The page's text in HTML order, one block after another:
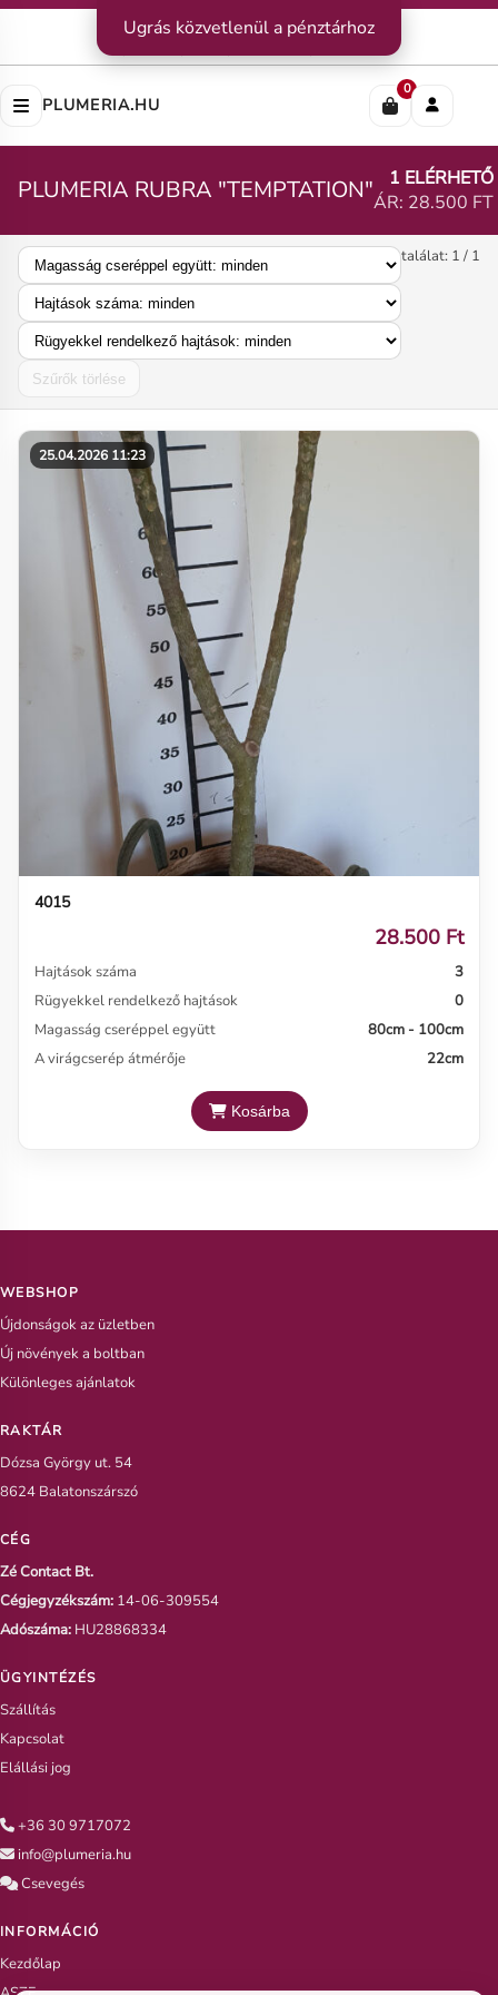
Kapcsolat|Szállítás|Fizetési módok
PLUMERIA.HU
0
PLUMERIA RUBRA "TEMPTATION"
1 ELÉRHETŐ
ÁR: 28.500 FT
Szűrők törlése
találat: 1 / 1
25.04.2026 11:23
4015
28.500 Ft
Hajtások száma
3
Rügyekkel rendelkező hajtások
0
Magasság cseréppel együtt
80cm - 100cm
A virágcserép átmérője
22cm
Kosárba
WEBSHOP
Újdonságok az üzletben
Új növények a boltban
Különleges ajánlatok
RAKTÁR
Dózsa György ut. 54
8624 Balatonszárszó
CÉG
Zé Contact Bt.
Cégjegyzékszám: 14-06-309554
Adószáma: HU28868334
ÜGYINTÉZÉS
Szállítás
Kapcsolat
Elállási jog
+36 30 9717072
info@plumeria.hu
Csevegés
INFORMÁCIÓ
Kezdőlap
Ugrás közvetlenül a pénztárhoz